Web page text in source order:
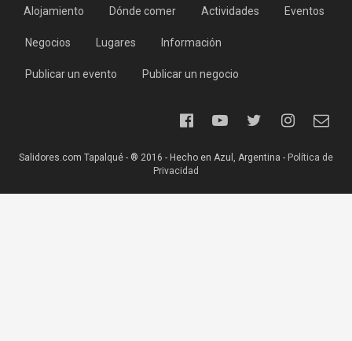
Alojamiento Dónde comer Actividades Eventos
Negocios Lugares Información
Publicar un evento Publicar un negocio
Salidores.com Tapalqué - ® 2016 - Hecho en Azul, Argentina - Política de
Privacidad